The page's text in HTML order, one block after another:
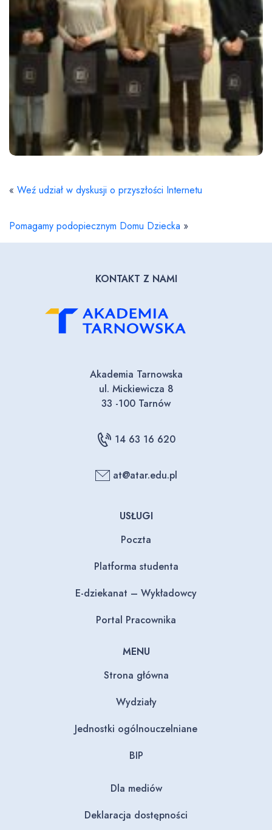
« Weź udział w dyskusji o przyszłości Internetu
Pomagamy podopiecznym Domu Dziecka »
KONTAKT Z NAMI
Akademia Tarnowska
ul. Mickiewicza 8
33 -100 Tarnów
14 63 16 620
at@atar.edu.pl
USŁUGI
Poczta
Platforma studenta
E-dziekanat – Wykładowcy
Portal Pracownika
MENU
Strona główna
Wydziały
Jednostki ogólnouczelniane
BIP
Dla mediów
Deklaracja dostępności